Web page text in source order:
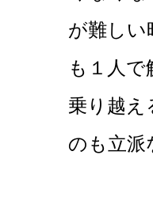
が難しい
も１人
乗り越え
のも立派